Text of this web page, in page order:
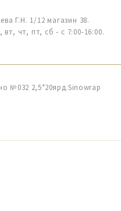
Г.Н. 1/12 магазин 38.
вт, чт, пт, сб - с 7:00-16:00.
№032 2,5*20ярд.Sinowrap